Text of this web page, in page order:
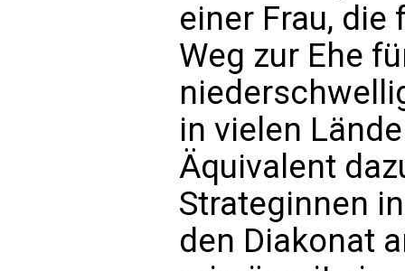
einer Frau,
Weg zur Ehe
in vielen
Äquivalent
Strateginnen
den Diakonat